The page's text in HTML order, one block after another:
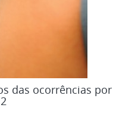
das ocorrências por